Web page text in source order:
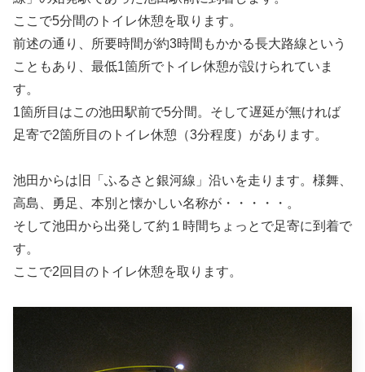
ここで5分間のトイレ休憩を取ります。
前述の通り、所要時間が約3時間もかかる長大路線という
こともあり、最低1箇所でトイレ休憩が設けられていま
す。
1箇所目はこの池田駅前で5分間。そして遅延が無ければ
足寄で2箇所目のトイレ休憩（3分程度）があります。
池田からは旧「ふるさと銀河線」沿いを走ります。様舞、
高島、勇足、本別と懐かしい名称が・・・・・。
そして池田から出発して約１時間ちょっとで足寄に到着で
す。
ここで2回目のトイレ休憩を取ります。